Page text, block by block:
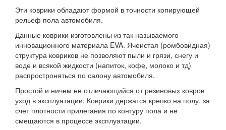
Эти коврики обладают формой в точности копирующей
рельеф пола автомобиля.
Данные коврики изготовлены из так называемого
инновационного материала EVA. Ячеистая (ромбовидная)
структура ковриков не позволяют пыли и грязи, снегу и
воде и всякой жидкости (напиток, кофе, молоко и тд)
распростроняться по салону автомобиля.
Простой и ничем не отличающийся от резиновых ковров
уход в эксплуатации. Коврики держатся крепко на полу, за
счет плотности прилегания по контуру пола и не
смещаются в процессе эксплуатации.